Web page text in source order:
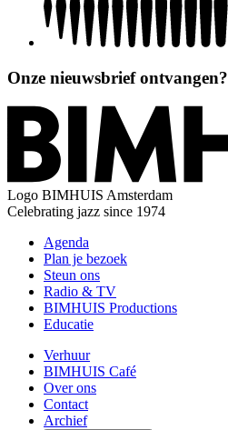
Onze nieuwsbrief ontvangen?
Logo BIMHUIS Amsterdam
Celebrating jazz since 1974
Agenda
Plan je bezoek
Steun ons
Radio & TV
BIMHUIS Productions
Educatie
Verhuur
BIMHUIS Café
Over ons
Contact
Archief